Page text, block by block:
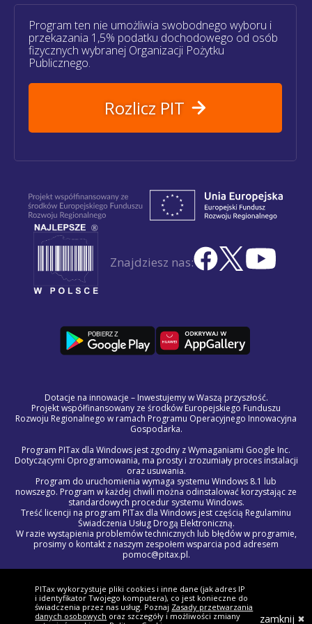
Program ten nie umożliwia swobodnego wyboru i
przekazania 1,5% podatku dochodowego od osób
fizycznych wybranej Organizacji Pożytku
Publicznego.
Rozlicz PIT
Znajdziesz nas:
Dotacje na innowacje – Inwestujemy w Waszą przyszłość.
Projekt współfinansowany ze środków Europejskiego Funduszu
Rozwoju Regionalnego w ramach Programu Operacyjnego Innowacyjna
Gospodarka.
Program PITax dla Windows jest zgodny z Wymaganiami Google Inc.
Dotyczącymi Oprogramowania, ma prosty i zrozumiały proces instalacji
oraz usuwania.
Program do uruchomienia wymaga systemu Windows 8.1 lub
nowszego. Program w każdej chwili można odinstalować korzystając ze
standardowych procedur systemu Windows.
Treść licencji na program PITax dla Windows jest częścią Regulaminu
Świadczenia Usług Drogą Elektroniczną.
W razie wystąpienia problemów technicznych lub błędów w programie,
prosimy o kontakt z naszym zespołem wsparcia pod adresem
pomoc@pitax.pl.
Korzystając z niniejszego serwisu akceptujesz Regulamin Świadczenia
Usług Drogą Elektroniczną, politykę przetwarzania danych osobowych
oraz politykę plików cookie »
PITax wykorzystuje pliki cookies i inne dane (jak adres IP
i identyfikator Twojego komputera), co jest konieczne do
świadczenia przez nas usług. Poznaj Zasady przetwarzania
danych osobowych oraz szczegóły i możliwości zmiany
zamknij